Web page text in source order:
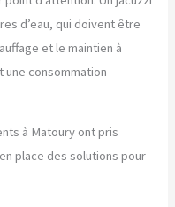
d’eau, qui doivent être
et le maintien à
consommation
à Matoury ont pris
place des solutions pour